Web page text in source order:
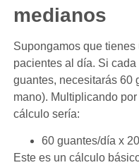
medianos
Supongamos que
pacientes al día. Si
guantes, necesitarás 60
mano). Multiplicando
cálculo sería:
60 guantes/día x
Este es un cálculo